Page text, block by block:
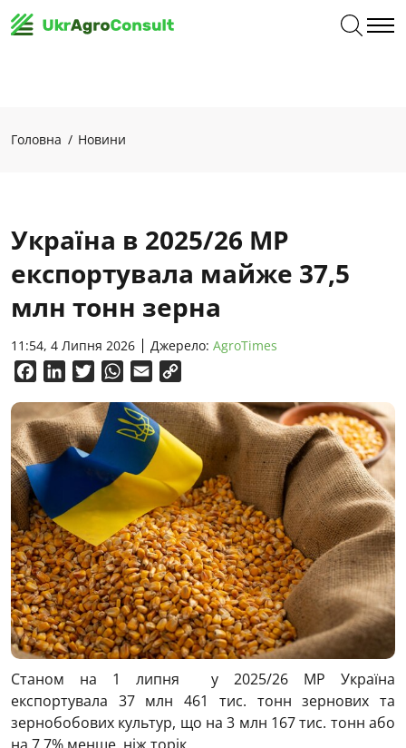
Головна Новини
Україна в 2025/26 МР
експортувала майже 37,5
млн тонн зерна
11:54, 4 Липня 2026 Джерело: AgroTimes
FacebookLinkedInTwitterWhatsApp
Email
Станом на 1 липня у 2025/26 МР Україна
експортувала 37 млн 461 тис. тонн зернових та
зернобобових культур, що на 3 млн 167 тис. тонн або